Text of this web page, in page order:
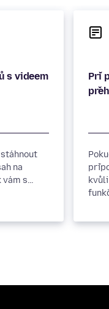
s videem
na
vám s
Při